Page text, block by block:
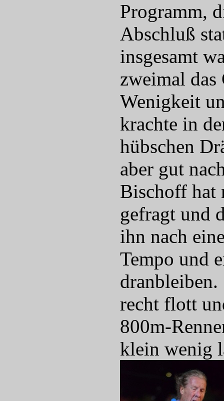
Programm,
Abschluß
insgesamt
zweimal das
Wenigkeit
krachte in
hübschen
aber gut
Bischoff hat
gefragt und
ihn nach
Tempo und
dranbleiben.
recht flott
800m-
klein wenig